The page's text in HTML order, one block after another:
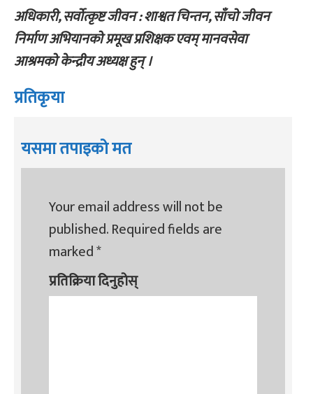
अधिकारी, सर्वोत्कृष्ट जीवन : शाश्वत चिन्तन, साँचो जीवन
निर्माण अभियानको प्रमूख प्रशिक्षक एवम् मानवसेवा
आश्रमको केन्द्रीय अध्यक्ष हुन् ।
प्रतिकृया
यसमा तपाइको मत
Your email address will not be
published.Required fields are
marked*
प्रतिक्रिया दिनुहोस्